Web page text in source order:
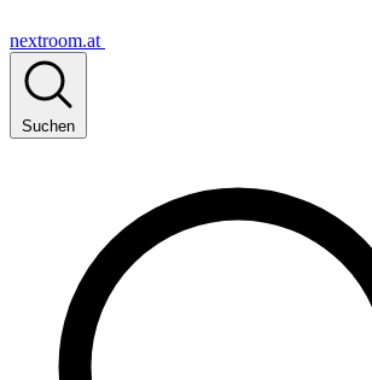
nextroom.at
Suchen